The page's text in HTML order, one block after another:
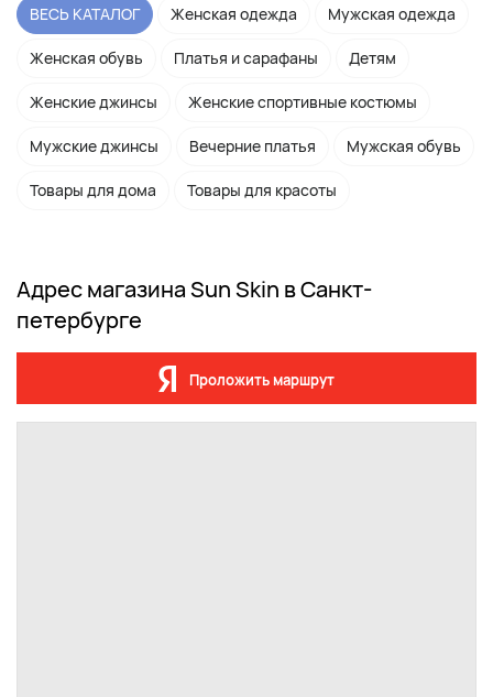
ВЕСЬ КАТАЛОГ Женская одежда Мужская одежда
Женская обувь Платья и сарафаны Детям
Женские джинсы Женские спортивные костюмы
Мужские джинсы Вечерние платья Мужская обувь
Товары для дома Товары для красоты
Адрес магазина Sun Skin в Санкт-
петербурге
Проложить маршрут